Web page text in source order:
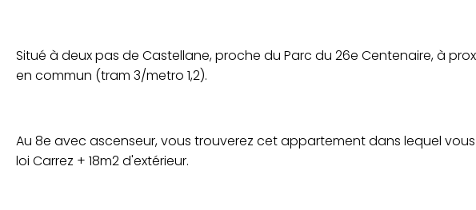
Situé à deux pas de Castellane, proche du Parc du 26e Centenaire, à
en commun (tram 3/metro 1,2).
Au 8e avec ascenseur, vous trouverez cet appartement dans lequel
loi Carrez + 18m2 d'extérieur.